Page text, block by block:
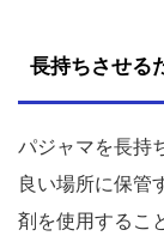
長持ちさせる
パジャマを長持
良い場所に保管
剤を使用するこ